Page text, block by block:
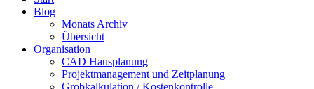
Blog
Monats Archiv
Übersicht
Organisation
CAD Hausplanung
Projektmanagement und Zeitplanung
Grobkalkulation / Kostenkontrolle